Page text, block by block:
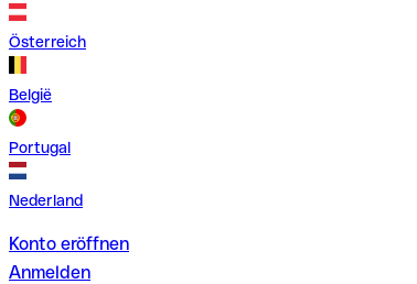
Österreich
België
Portugal
Nederland
Konto eröffnen
Anmelden